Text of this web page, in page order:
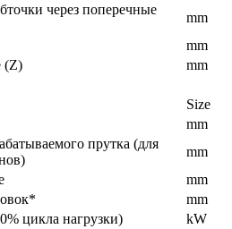
через поперечные
mm
mm
(Z)
mm
Size
mm
прутка (для
mm
mm
mm
цикла нагрузки)
kW